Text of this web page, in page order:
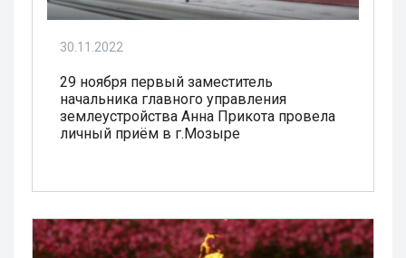
30.11.2022
29 ноября первый заместитель
начальника главного управления
землеустройства Анна Прикота провела
личный приём в г.Мозыре